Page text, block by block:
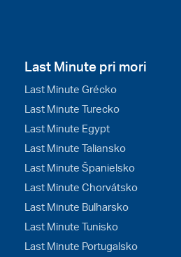
Last Minute pri mori
Last Minute Grécko
Last Minute Turecko
Last Minute Egypt
Last Minute Taliansko
Last Minute Španielsko
Last Minute Chorvátsko
Last Minute Bulharsko
Last Minute Tunisko
Last Minute Portugalsko